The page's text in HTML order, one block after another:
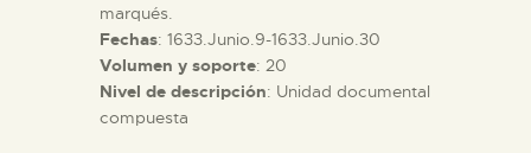
marqués.
Fechas: 1633.Junio.9-1633.Junio.30
Volumen y soporte: 20
Nivel de descripción: Unidad documental
compuesta